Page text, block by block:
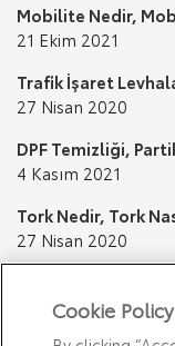
Mobilite Nedir,
21 Ekim 2021
Trafik İşaret
27 Nisan 2020
DPF Temizliği,
4 Kasım 2021
Tork Nedir, Tork
27 Nisan 2020
20 Ocak 2020
Cookie Policy